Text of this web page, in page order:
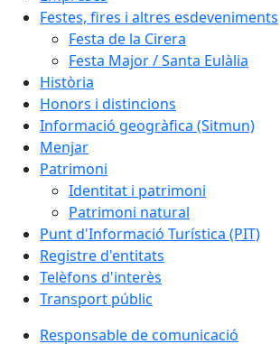
Festes, fires i altres esdeveniments
Festa de la Cirera
Festa Major / Santa Eulàlia
Història
Honors i distincions
Informació geogràfica (Sitmun)
Menjar
Patrimoni
Identitat i patrimoni
Patrimoni natural
Punt d'Informació Turística (PIT)
Registre d'entitats
Telèfons d'interès
Transport públic
Responsable de comunicació